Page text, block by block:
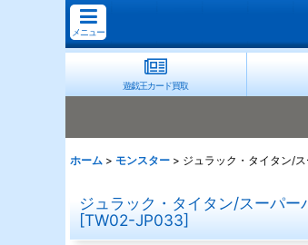
メニュー
遊戯王カード買取
ホーム > モンスター > ジュラック・タイタン/
ジュラック・タイタン/スーパ
[TW02-JP033]